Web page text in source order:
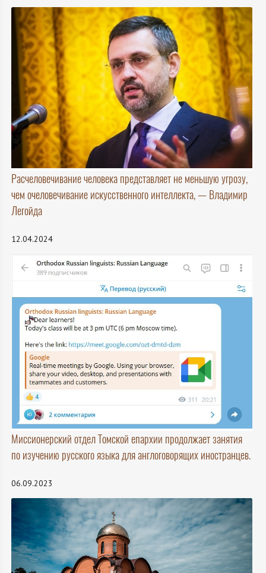
Расчеловечивание человека представляет не меньшую угрозу,
чем очеловечивание искусственного интеллекта, — Владимир
Легойда
12.04.2024
Миссионерский отдел Томской епархии продолжает занятия
по изучению русского языка для англоговорящих иностранцев.
06.09.2023